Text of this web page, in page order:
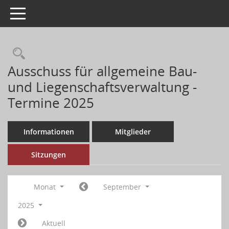
Toggle navigation
Ausschuss für allgemeine Bau-
und Liegenschaftsverwaltung -
Termine 2025
Informationen Mitglieder
Sitzungen
Monat
September
2025
Aktuell